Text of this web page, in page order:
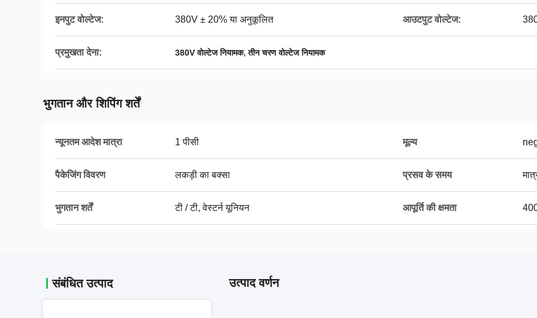
इनपुट वोल्टेज: 380V ± 20% या अनुकूलित आउटपुट वोल्टेज:
प्रमुखता देना: 380V वोल्टेज नियामक,तीन चरण वोल्टेज नियामक
भुगतान और शिपिंग शर्तें
न्यूनतम आदेश मात्रा 1 पीसी मूल्य
पैकेजिंग विवरण लकड़ी का बक्सा प्रसव के समय
भुगतान शर्तें टी / टी, वेस्टर्न यूनियन आपूर्ति की क्षमता
संबंधित उत्पाद उत्पाद वर्णन